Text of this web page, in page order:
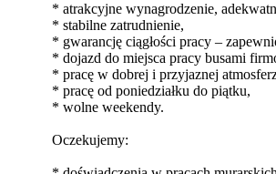
* atrakcyjne wynagrodzenie,
* stabilne zatrudnienie,
* gwarancję ciągłości pracy –
* dojazd do miejsca pracy busami
* pracę w dobrej i przyjaznej
* pracę od poniedziałku do piątku,
* wolne weekendy.
Oczekujemy: